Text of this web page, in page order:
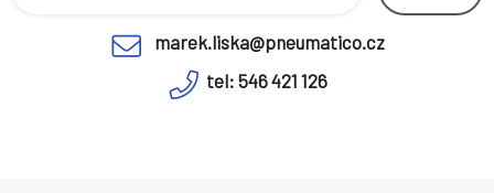
marek.liska@pneumatico.cz
tel: 546 421 126